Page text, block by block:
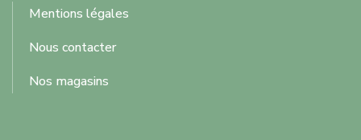
Mentions légales
Nous contacter
Nos magasins